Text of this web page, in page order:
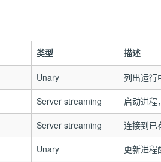
类型 描述
Unary 列出运行
Server streaming 启动进程
Server streaming 连接到已
Unary 更新进程